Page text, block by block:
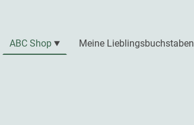
ABC Shop Meine Lieblingsbuchstaben